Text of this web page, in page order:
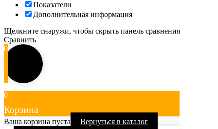
Показатели
Дополнительная информация
Щелкните снаружи, чтобы скрыть панель сравнения
Сравнить
0
0
Корзина
Ваша корзина пуста Вернуться в каталог